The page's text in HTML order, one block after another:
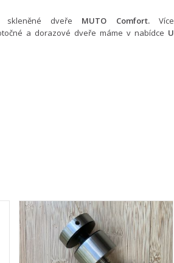
dveře MUTO Comfort.Více
a dorazové dveře máme v nabídce U